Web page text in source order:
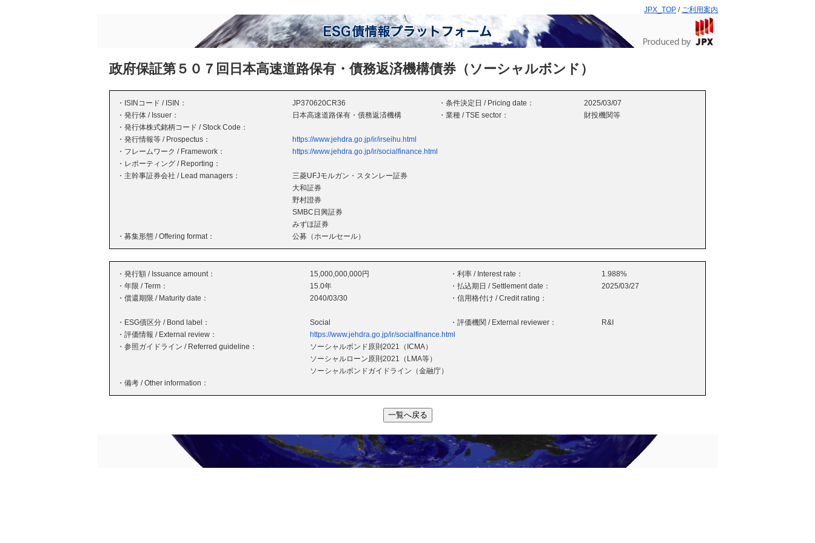
JPX_TOP / ご利用案内
政府保証第５０７回日本高速道路保有・債務返済機構債券（ソーシャルボンド）
・ISINコード / ISIN： JP370620CR36 ・条件決定日 / Pricing date：
2025/03/07
・発行体 / Issuer：
日本高速道路保有・債務返済機構 ・業種 / TSE sector：
財投機関等
・発行体株式銘柄コード / Stock Code：
・発行情報等 / Prospectus：
https://www.jehdra.go.jp/ir/irseihu.html
・フレームワーク / Framework：
https://www.jehdra.go.jp/ir/socialfinance.html
・レポーティング / Reporting：
・主幹事証券会社 / Lead managers：
三菱UFJモルガン・スタンレー証券
大和証券
野村證券
SMBC日興証券
みずほ証券
・募集形態 / Offering format：
公募（ホールセール）
・発行額 / Issuance amount： 15,000,000,000円 ・利率 / Interest rate：
1.988%
・年限 / Term：
15.0年 ・払込期日 / Settlement date：
2025/03/27
・償還期限 / Maturity date：
2040/03/30 ・信用格付け / Credit rating：
・ESG債区分 / Bond label： Social ・評価機関 / External reviewer：
R&I
・評価情報 / External review：
https://www.jehdra.go.jp/ir/socialfinance.html
・参照ガイドライン / Referred guideline：
ソーシャルボンド原則2021（ICMA）
ソーシャルローン原則2021（LMA等）
ソーシャルボンドガイドライン（金融庁）
・備考 / Other information：
一覧へ戻る